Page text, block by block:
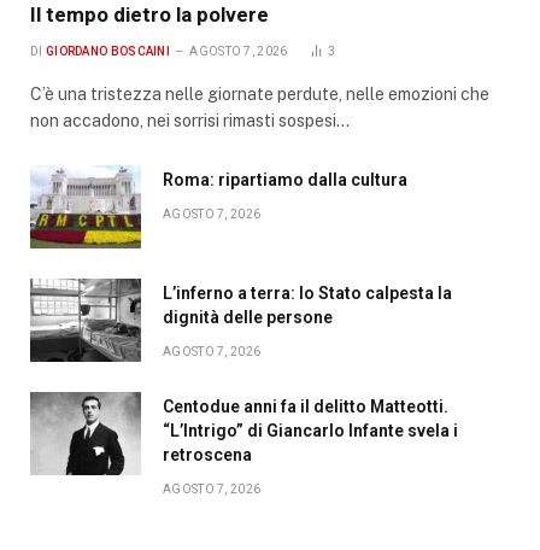
Il tempo dietro la polvere
DI GIORDANO BOSCAINI AGOSTO 7, 2026 3
C’è una tristezza nelle giornate perdute, nelle emozioni che
non accadono, nei sorrisi rimasti sospesi…
Roma: ripartiamo dalla cultura
AGOSTO 7, 2026
L’inferno a terra: lo Stato calpesta la
dignità delle persone
AGOSTO 7, 2026
Centodue anni fa il delitto Matteotti.
“L’Intrigo” di Giancarlo Infante svela i
retroscena
AGOSTO 7, 2026